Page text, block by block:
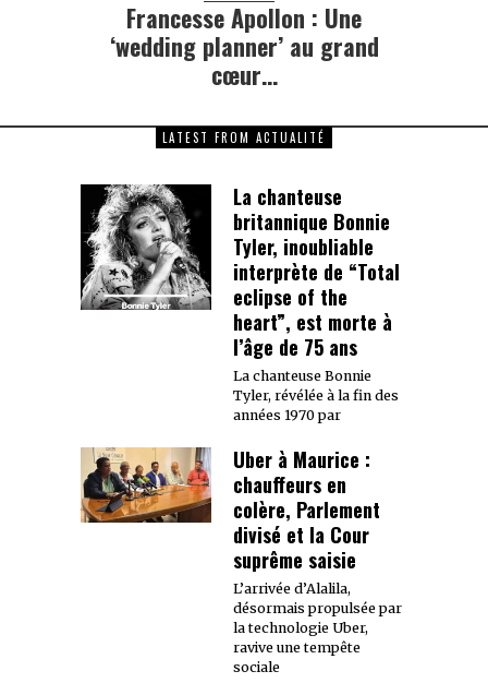
Next
post:
Francesse Apollon : Une
‘wedding planner’ au grand
cœur…
LATEST FROM ACTUALITÉ
La chanteuse
britannique Bonnie
Tyler, inoubliable
interprète de “Total
eclipse of the
heart”, est morte à
l’âge de 75 ans
La chanteuse Bonnie
Tyler, révélée à la fin des
années 1970 par
Uber à Maurice :
chauffeurs en
colère, Parlement
divisé et la Cour
suprême saisie
L’arrivée d’Alalila,
désormais propulsée par
la technologie Uber,
ravive une tempête
sociale